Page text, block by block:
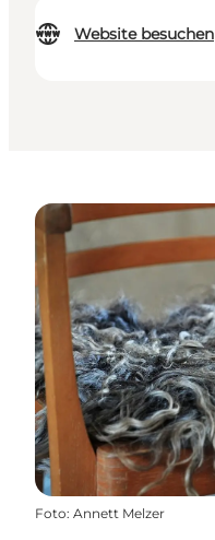
Website besuchen
Foto: Annett Melzer